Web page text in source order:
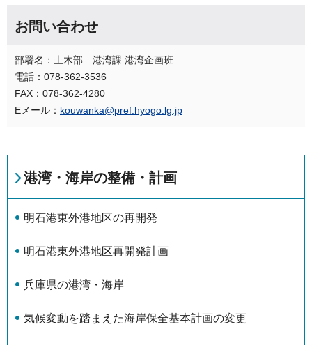
お問い合わせ
部署名：土木部 港湾課 港湾企画班
電話：078-362-3536
FAX：078-362-4280
Eメール： kouwanka@pref.hyogo.lg.jp
港湾・海岸の整備・計画
明石港東外港地区の再開発
明石港東外港地区再開発計画
兵庫県の港湾・海岸
気候変動を踏まえた海岸保全基本計画の変更